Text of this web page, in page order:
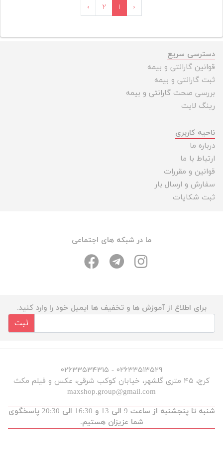
‹ ۱ ۲ ›
دسترسی سریع
قوانین گارانتی و بیمه
ثبت گارانتی و بیمه
بررسی صحت گارانتی و بیمه
رینگ لایت
ناحیه کاربری
درباره ما
ارتباط با ما
قوانین و مقررات
سفارش و ارسال بار
ثبت شکایات
ما در شبکه های اجتماعی
برای اطلاع از آموزش ها و تخفیف ها ایمیل خود را وارد کنید.
ثبت
۰۲۶۳۳۵۱۳۵۲۹ - ۰۲۶۳۳۵۳۴۳۱۵
کرج، ۴۵ متری گلشهر، خیابان کوکب شرقی، عکس و فیلم مکث
maxshop.group@gmail.com
شنبه تا پنجشنبه از ساعت 9 الی 13 و 16:30 الی 20:30 پاسخگوی
شما عزیزان هستیم.